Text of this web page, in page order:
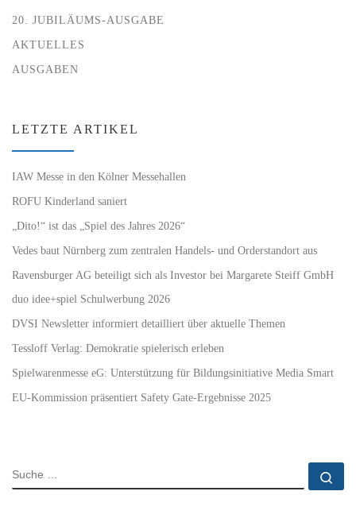
20. JUBILÄUMS-AUSGABE
AKTUELLES
AUSGABEN
LETZTE ARTIKEL
IAW Messe in den Kölner Messehallen
ROFU Kinderland saniert
„Dito!“ ist das „Spiel des Jahres 2026“
Vedes baut Nürnberg zum zentralen Handels- und Orderstandort aus
Ravensburger AG beteiligt sich als Investor bei Margarete Steiff GmbH
duo idee+spiel Schulwerbung 2026
DVSI Newsletter informiert detailliert über aktuelle Themen
Tessloff Verlag: Demokratie spielerisch erleben
Spielwarenmesse eG: Unterstützung für Bildungsinitiative Media Smart
EU-Kommission präsentiert Safety Gate-Ergebnisse 2025
SUCHE